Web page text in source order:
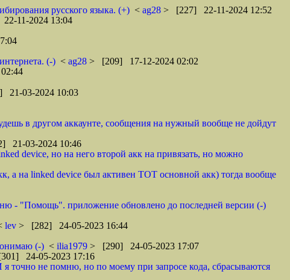
русского языка. (+) < ag28 > [227] 22-11-2024 12:52
11-2024 13:04
(-) < ag28 > [209] 17-12-2024 02:02
03-2024 10:03
в другом аккаунте, сообщения на нужный вообще не дойдут
21-03-2024 10:46
device, но на него второй акк на привязать, но можно
а на linked device был активен ТОТ основной акк) тогда вообще
- "Помощь". приложение обновлено до последней версии (-)
lev > [282] 24-05-2023 16:44
(-) < ilia1979 > [290] 24-05-2023 17:07
24-05-2023 17:16
точно не помню, но по моему при запросе кода, сбрасываются